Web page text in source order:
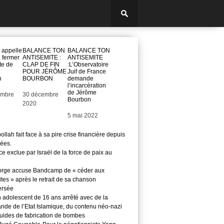
appelle
fermer
de
BALANCE TON
ANTISEMITE :
CLAP DE FIN
POUR JÉRÔME
BOURBON
Date
30 décembre
2020
BALANCE TON
ANTISEMITE
:L’Observatoire
Juif de France
demande
l’incarcération
de Jérôme
Bourbon
Date
5 mai 2022
fait face à sa pire crise financière depuis
exclue par Israël de la force de paix au
accuse Bandcamp de « céder aux
» après le retrait de sa chanson
adolescent de 16 ans arrêté avec de la
de l’Etat Islamique, du contenu néo-nazi
de fabrication de bombes